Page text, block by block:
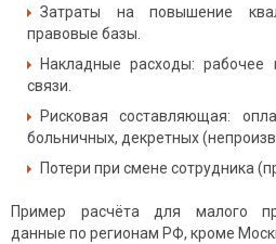
Затраты на повышение
правовые базы.
Накладные расходы: рабочее
связи.
Рисковая составляющая:
больничных, декретных
Потери при смене сотрудника
Пример расчёта для малого
данные по регионам РФ, кроме